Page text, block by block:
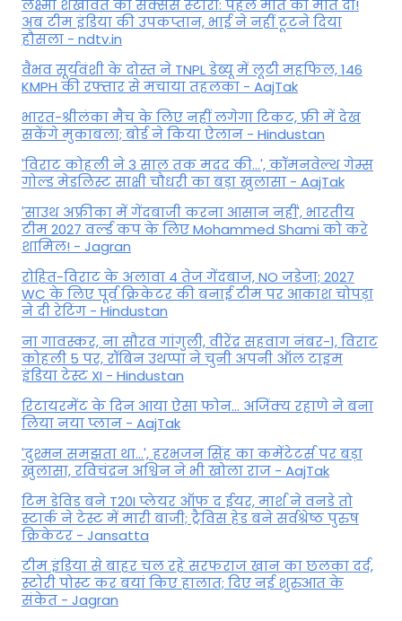
लक्ष्मी शेखावत की सक्‍सेस स्‍टोरी: पहले मौत को मात दी!
अब टीम इंडिया की उपकप्तान, भाई ने नहीं टूटने दिया
हौसला - ndtv.in
वैभव सूर्यवंशी के दोस्त ने TNPL डेब्यू में लूटी महफिल, 146
KMPH की रफ्तार से मचाया तहलका - AajTak
भारत-श्रीलंका मैच के लिए नहीं लगेगा टिकट, फ्री में देख
सकेंगे मुकाबला; बोर्ड ने किया ऐलान - Hindustan
'विराट कोहली ने 3 साल तक मदद की...', कॉमनवेल्थ गेम्स
गोल्ड मेडलिस्ट साक्षी चौधरी का बड़ा खुलासा - AajTak
'साउथ अफ्रीका में गेंदबाजी करना आसान नहीं', भारतीय
टीम 2027 वर्ल्‍ड कप के लिए Mohammed Shami को करे
शामिल! - Jagran
रोहित-विराट के अलावा 4 तेज गेंदबाज, NO जडेजा; 2027
WC के लिए पूर्व क्रिकेटर की बनाई टीम पर आकाश चोपड़ा
ने दी रेटिंग - Hindustan
ना गावस्कर, ना सौरव गांगुली, वीरेंद्र सहवाग नंबर-1, विराट
कोहली 5 पर, रॉबिन उथप्पा ने चुनी अपनी ऑल टाइम
इंडिया टेस्ट XI - Hindustan
रिटायरमेंट के दिन आया ऐसा फोन... अजिंक्य रहाणे ने बना
लिया नया प्लान - AajTak
'दुश्मन समझता था...', हरभजन सिंह का कमेंटेटर्स पर बड़ा
खुलासा, रव‍िचंद्रन अश्विन ने भी खोला राज - AajTak
टिम डेविड बने T20I प्लेयर ऑफ द ईयर, मार्श ने वनडे तो
स्टार्क ने टेस्ट में मारी बाजी; ट्रैविस हेड बने सर्वश्रेष्ठ पुरुष
क्रिकेटर - Jansatta
टीम इंडिया से बाहर चल रहे सरफराज खान का छलका दर्द,
स्टोरी पोस्ट कर बयां किए हालात; दिए नई शुरुआत के
संकेत - Jagran